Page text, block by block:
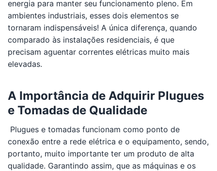
energia para manter seu funcionamento pleno. Em
ambientes industriais, esses dois elementos se
tornaram indispensáveis! A única diferença, quando
comparado às instalações residenciais, é que
precisam aguentar correntes elétricas muito mais
elevadas.
A Importância de Adquirir Plugues
e Tomadas de Qualidade
Plugues e tomadas funcionam como ponto de
conexão entre a rede elétrica e o equipamento, sendo,
portanto, muito importante ter um produto de alta
qualidade. Garantindo assim, que as máquinas e os